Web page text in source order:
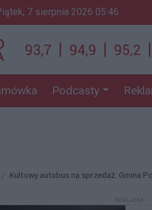
piątek, 7 sierpnia 2026 05:46
Podcasty
Kultowy autobus na sprzedaż. Gmina
REKLAMA